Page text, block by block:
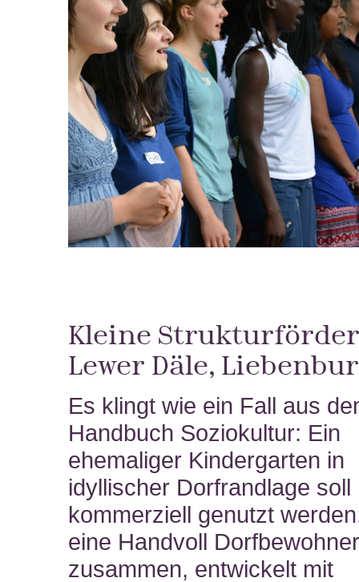
Kleine
Lewer Däle,
Es klingt wie ein Fall aus
Handbuch Soziokultur: Ein
ehemaliger Kindergarten in
idyllischer Dorfrandlage soll
kommerziell genutzt
eine Handvoll
zusammen, entwickelt mit